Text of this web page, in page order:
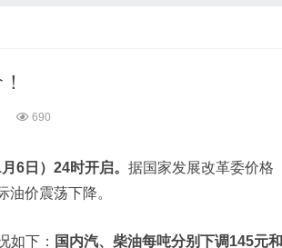
690
6日）24时开启。 据国家发展改革委价格
价震荡下降。
如下： 国内汽、柴油每吨分别下调145元和